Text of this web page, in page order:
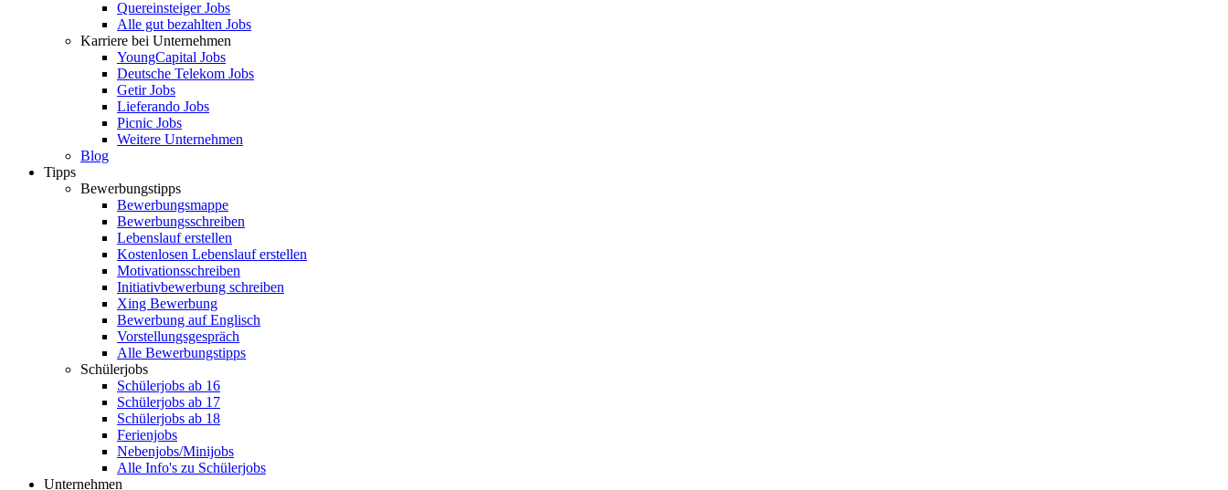
Quereinsteiger Jobs
Alle gut bezahlten Jobs
Karriere bei Unternehmen
YoungCapital Jobs
Deutsche Telekom Jobs
Getir Jobs
Lieferando Jobs
Picnic Jobs
Weitere Unternehmen
Blog
Tipps
Bewerbungstipps
Bewerbungsmappe
Bewerbungsschreiben
Lebenslauf erstellen
Kostenlosen Lebenslauf erstellen
Motivationsschreiben
Initiativbewerbung schreiben
Xing Bewerbung
Bewerbung auf Englisch
Vorstellungsgespräch
Alle Bewerbungstipps
Schülerjobs
Schülerjobs ab 16
Schülerjobs ab 17
Schülerjobs ab 18
Ferienjobs
Nebenjobs/Minijobs
Alle Info's zu Schülerjobs
Unternehmen